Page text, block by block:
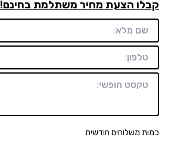
הצעת מחיר משתלמת בחינם!
משלוחים חודשית